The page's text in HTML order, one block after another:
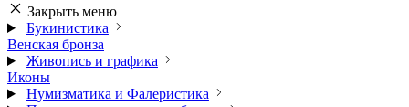
Закрыть меню
Букинистика
Венская бронза
Живопись и графика
Иконы
Нумизматика и Фалеристика